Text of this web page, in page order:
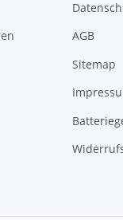
AGB
Sitemap